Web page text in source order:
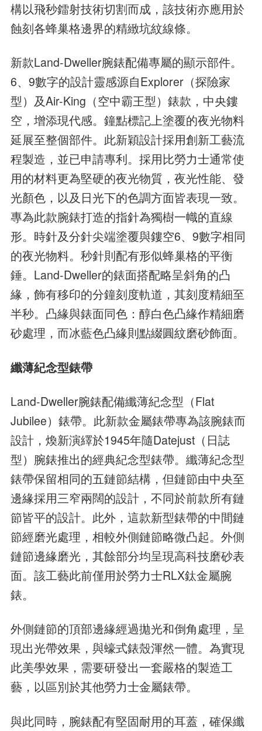
構以飛秒鐳射技術切割而成，該技術亦應用於
蝕刻各蜂巢格邊界的精緻坑紋線條。
新款Land-Dweller腕錶配備專屬的顯示部件。
6、9數字的設計靈感源自Explorer（探險家
型）及Air-King（空中霸王型）錶款，中央鏤
空，增添現代感。鐘點標記上塗覆的夜光物料
延展至整個部件。此新穎設計採用創新工藝流
程製造，並已申請專利。採用比勞力士通常使
用的材料更為堅硬的夜光物質，夜光性能、發
光顏色，以及日光下的色調方面皆表現一致。
專為此款腕錶打造的指針為獨樹一幟的直線
形。時針及分針尖端塗覆與鏤空6、9數字相同
的夜光物料。秒針則配有形似蜂巢格的平衡
錘。Land-Dweller的錶面搭配略呈斜角的凸
緣，飾有移印的分鐘刻度軌道，其刻度精細至
半秒。凸緣與錶面同色：醇白色凸緣作精細磨
砂處理，而冰藍色凸緣則點綴圓紋磨砂飾面。
纖薄紀念型錶帶
Land-Dweller腕錶配備纖薄紀念型（Flat
Jubilee）錶帶。此新款金屬錶帶專為該腕錶而
設計，煥新演繹於1945年隨Datejust（日誌
型）腕錶推出的經典紀念型錶帶。纖薄紀念型
錶帶保留相同的五鏈節結構，但鏈節由中央至
邊緣採用三窄兩闊的設計，不同於前款所有鏈
節皆平的設計。此外，這款新型錶帶的中間鏈
節經磨光處理，相較外側鏈節略微凸起。外側
鏈節邊緣磨光，其餘部分均呈現高科技磨砂表
面。該工藝此前僅用於勞力士RLX鈦金屬腕
錶。
外側鏈節的頂部邊緣經過拋光和倒角處理，呈
現出光帶效果，與蠔式錶殼渾然一體。為實現
此美學效果，需要研發出一套嚴格的製造工
藝，以區別於其他勞力士金屬錶帶。
與此同時，腕錶配有堅固耐用的耳蓋，確保纖